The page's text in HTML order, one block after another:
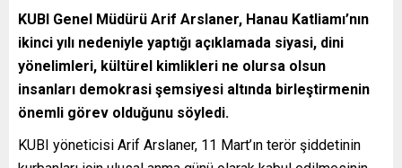
KUBI Genel Müdürü Arif Arslaner, Hanau Katliamı’nın
ikinci yılı nedeniyle yaptığı açıklamada siyasi, dini
yönelimleri, kültürel kimlikleri ne olursa olsun
insanları demokrasi şemsiyesi altında birleştirmenin
önemli görev olduğunu söyledi.
KUBI yöneticisi Arif Arslaner, 11 Mart’ın terör şiddetinin